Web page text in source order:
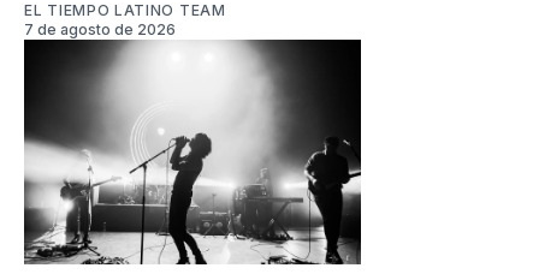
EL TIEMPO LATINO TEAM
7 de agosto de 2026